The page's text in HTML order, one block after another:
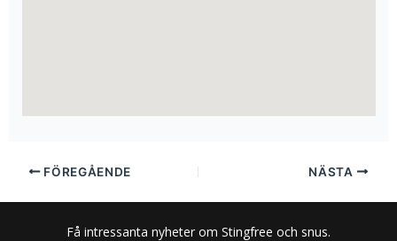
FÖREGÅENDE NÄSTA
Få intressanta nyheter om Stingfree och snus.